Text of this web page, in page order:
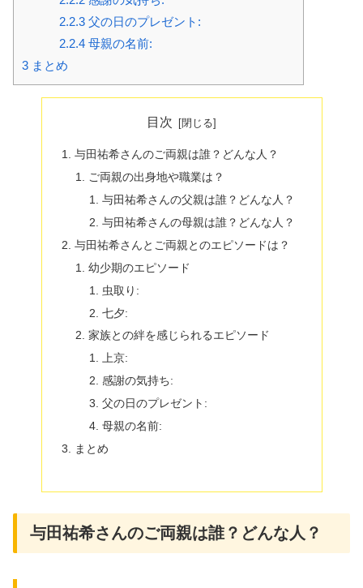
2.2.3父の日のプレゼント:
2.2.4母親の名前:
3 まとめ
目次
与田祐希さんのご両親は誰？どんな人？
ご両親の出身地や職業は？
与田祐希さんの父親は誰？どんな人？
与田祐希さんの母親は誰？どんな人？
与田祐希さんとご両親とのエピソードは？
幼少期のエピソード
虫取り:
七夕:
家族との絆を感じられるエピソード
上京:
感謝の気持ち:
父の日のプレゼント:
母親の名前:
まとめ
与田祐希さんのご両親は誰？どんな人？